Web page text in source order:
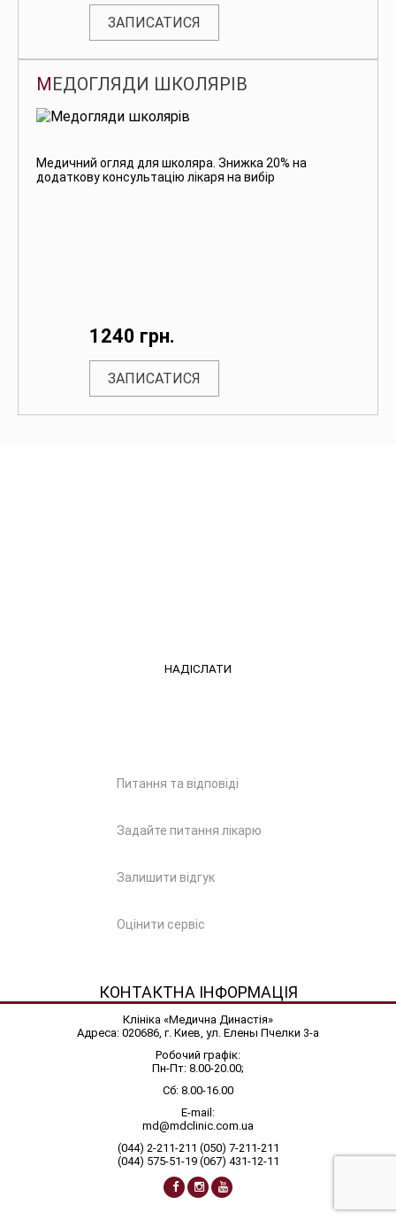
ЗАПИСАТИСЯ
МЕДОГЛЯДИ ШКОЛЯРІВ
Медичний огляд для школяра. Знижка 20% на
додаткову консультацію лікаря на вибір
1240 грн.
ЗАПИСАТИСЯ
Питання та відповіді
Задайте питання лікарю
Залишити відгук
Оцінити сервіс
КОНТАКТНА ІНФОРМАЦІЯ
Клініка «Медична Династія»
Адреса: 020686, г. Киев, ул. Елены Пчелки 3-а
Робочий графік:
Пн-Пт: 8.00-20.00;
Сб: 8.00-16.00
E-mail:
md@mdclinic.com.ua
(044) 2-211-211 (050) 7-211-211
(044) 575-51-19 (067) 431-12-11